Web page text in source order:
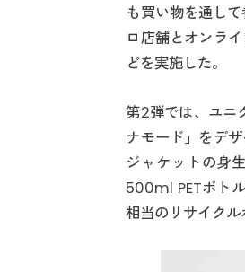
も買い物を通し
ロ店舗とオンラ
どを実施した。
第2弾では、ユニ
ナモード」をデ
ジャケットの身
500ml PETボト
相当のリサイクル